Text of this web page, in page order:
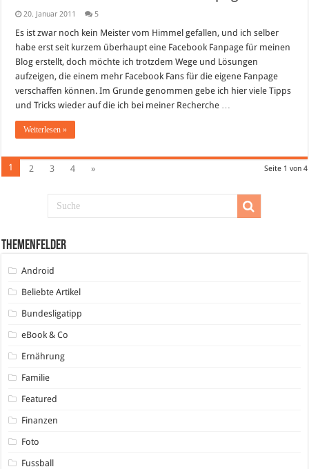
20. Januar 2011 5
Es ist zwar noch kein Meister vom Himmel gefallen, und ich selber
habe erst seit kurzem überhaupt eine Facebook Fanpage für meinen
Blog erstellt, doch möchte ich trotzdem Wege und Lösungen
aufzeigen, die einem mehr Facebook Fans für die eigene Fanpage
verschaffen können. Im Grunde genommen gebe ich hier viele Tipps
und Tricks wieder auf die ich bei meiner Recherche …
Weiterlesen »
Seite 1 von 4
1 2 3 4 »
Themenfelder
Android
Beliebte Artikel
Bundesligatipp
eBook & Co
Ernährung
Familie
Featured
Finanzen
Foto
Fussball